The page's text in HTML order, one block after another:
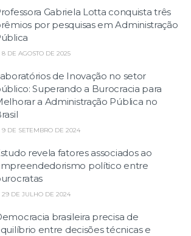
Gabriela Lotta conquista três
por pesquisas em Administração
8 DE AGOSTO DE 2025
de Inovação no setor
Superando a Burocracia para
a Administração Pública no
9 DE SETEMBRO DE 2024
revela fatores associados ao
político entre
29 DE JULHO DE 2024
brasileira precisa de
entre decisões técnicas e